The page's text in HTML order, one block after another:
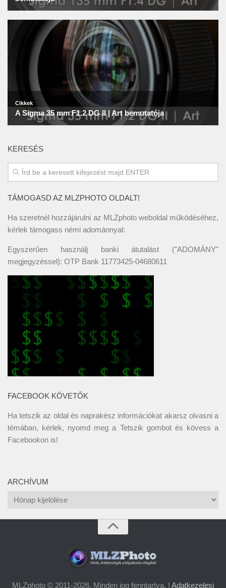
KERESÉS
TÁMOGASD AZ MLZPHOTO OLDALT!
Ha szeretnél hozzájárulni az MLZphoto weboldal működéséhez,
kérlek támogass némi adománnyal:
Egyszerűen használj banki átutalást ("ADOMÁNY"
megjegyzéssel): OTP Bank 11773425-04680611
FACEBOOK KÖVETŐK
Ha tetszik az oldal és naprakész információkat akarsz olvasni a
témában, kérlek, nyomd meg a Tetszik gombot és kövess a
Facebookon is!
ARCHÍVUM
Archívum
MLZphoto © 2011-2026. Minden jog fenntartva. | Adatkezelesi